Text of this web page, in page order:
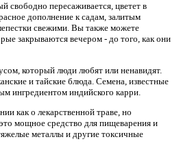
свободно пересаживается, цветет в
дополнение к садам, залитым
свежими. Вы также можете
закрываются вечером - до того, как они
который люди любят или ненавидят.
и тайские блюда. Семена, известные
ингредиентом индийского карри.
как о лекарственной траве, но
мощное средство для пищеварения и
металлы и другие токсичные